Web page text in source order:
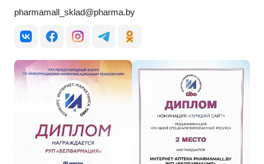
pharmamall_sklad@pharma.by